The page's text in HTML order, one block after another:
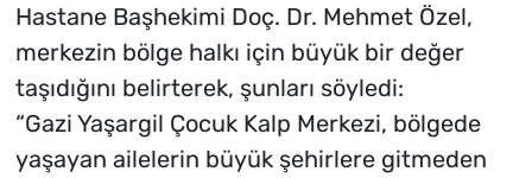
Hastane Başhekimi Doç. Dr. Mehmet Özel,
merkezin bölge halkı için büyük bir değer
taşıdığını belirterek, şunları söyledi:
“Gazi Yaşargil Çocuk Kalp Merkezi, bölgede
yaşayan ailelerin büyük şehirlere gitmeden